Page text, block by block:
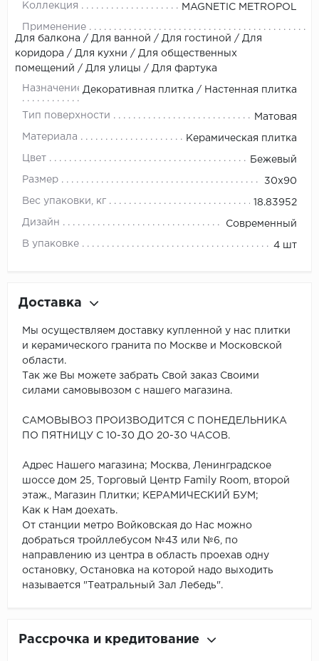
Коллекция MAGNETIC METROPOL
Применение
Для балкона / Для ванной / Для гостиной / Для
коридора / Для кухни / Для общественных
помещений / Для улицы / Для фартука
Назначение Декоративная плитка / Настенная плитка
Тип поверхности Матовая
Материала Керамическая плитка
Цвет Бежевый
Размер 30x90
Вес упаковки, кг 18.83952
Дизайн Современный
В упаковке 4 шт
Доставка
Мы осуществляем доставку купленной у нас плитки
и керамического гранита по Москве и Московской
области.
Так же Вы можете забрать Свой заказ Своими
силами самовывозом с нашего магазина.
САМОВЫВОЗ ПРОИЗВОДИТСЯ С ПОНЕДЕЛЬНИКА
ПО ПЯТНИЦУ С 10-30 ДО 20-30 ЧАСОВ.
Адрес Нашего магазина; Москва, Ленинградское
шоссе дом 25, Торговый Центр Family Room, второй
этаж., Магазин Плитки; КЕРАМИЧЕСКИЙ БУМ;
Как к Нам доехать.
От станции метро Войковская до Нас можно
добраться тройллебусом №43 или №6, по
направлению из центра в область проехав одну
остановку, Остановка на которой надо выходить
называется "Театральный Зал Лебедь".
Рассрочка и кредитование